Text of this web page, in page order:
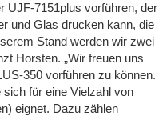
UJF-7151plus vorführen, der
und Glas drucken kann, die
Stand werden wir zwei
Horsten. „Wir freuen uns
350 vorführen zu können.
für eine Vielzahl von
eignet. Dazu zählen